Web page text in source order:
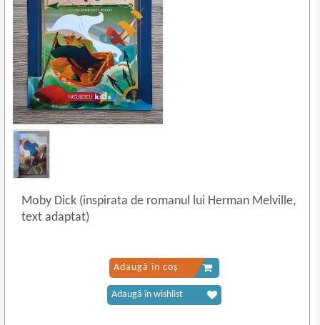
Moby Dick (inspirata de romanul lui Herman Melville,
text adaptat)
Adaugă în coș
Adaugă în wishlist